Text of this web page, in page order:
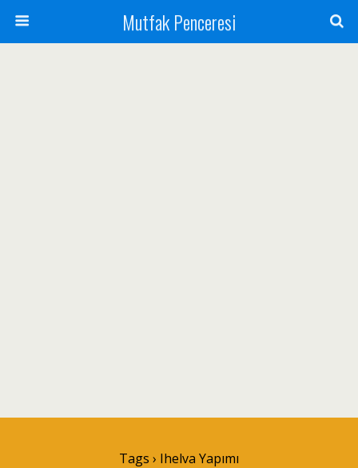
Mutfak Penceresi
Tags › Ihelva Yapımı